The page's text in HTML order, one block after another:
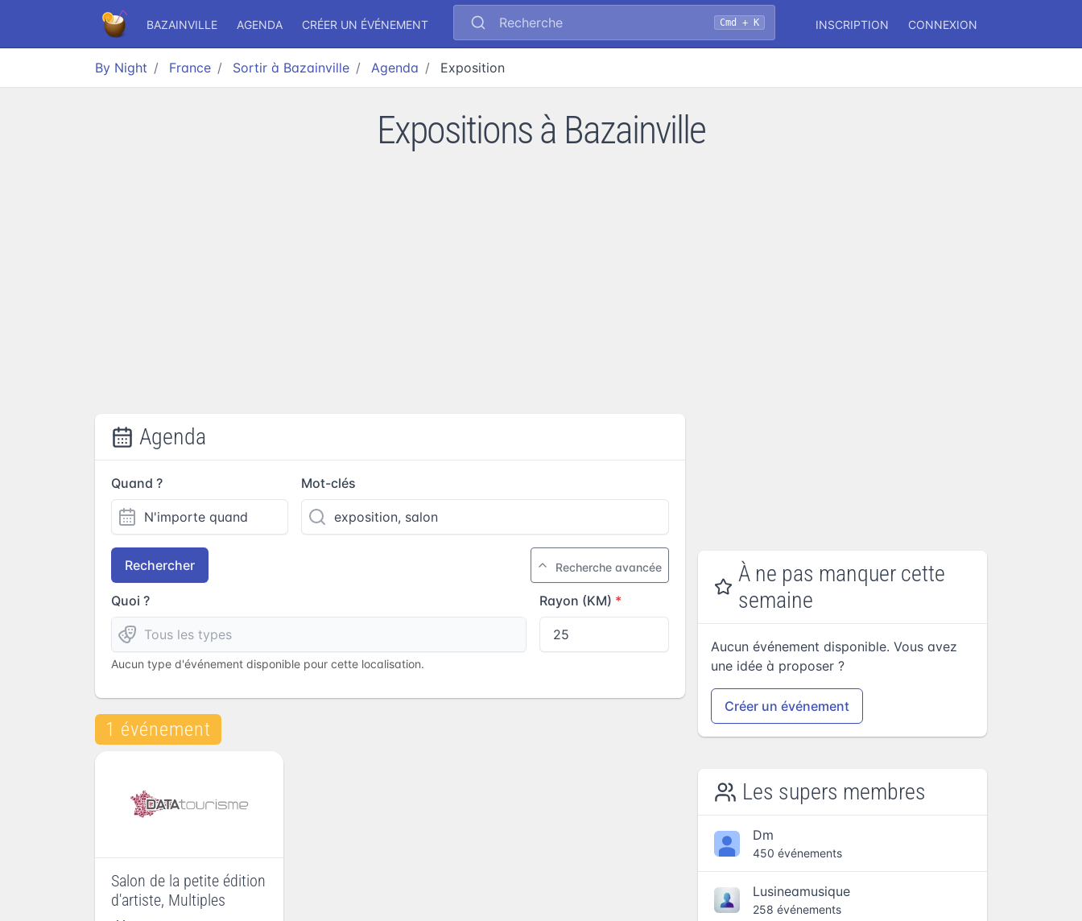
BAZAINVILLE AGENDA CRÉER UN ÉVÉNEMENT Recherche Cmd + K INSCRIPTION CONNEXION
By Night France Sortir à Bazainville Agenda Exposition
Expositions à Bazainville
Agenda
Quand ? Mot-clés
Rechercher Recherche avancée
Quoi ?
Aucun type d'événement disponible pour cette localisation.
Rayon (KM)
1 événement
Salon de la petite édition
d'artiste, Multiples
À ne pas manquer cette
semaine
Aucun événement disponible. Vous avez
une idée à proposer ?
Créer un événement
Les supers membres
Dm
450 événements
Lusineamusique
258 événements